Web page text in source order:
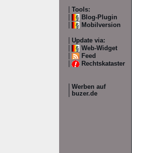
Tools:
Blog-Plugin
Mobilversion
Update via:
Web-Widget
Feed
Rechtskataster
Werben auf
buzer.de